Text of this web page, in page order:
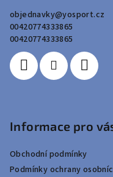
objednavky@yosport.cz
00420774333865
00420774333865
Informace pro
Obchodní podmínky
Podmínky ochrany